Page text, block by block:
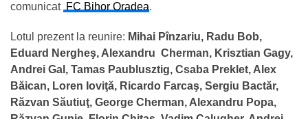
comunicat FC Bihor Oradea.
Lotul prezent la reunire: Mihai Pînzariu, Radu Bob,
Eduard Nergheş, Alexandru Cherman, Krisztian Gagy,
Andrei Gal, Tamas Paublusztig, Csaba Preklet, Alex
Băican, Loren Ioviţă, Ricardo Farcaş, Sergiu Bactăr,
Răzvan Săutiuţ, George Cherman, Alexandru Popa,